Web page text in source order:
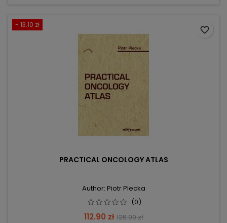
- 13.10 zł
PRACTICAL ONCOLOGY ATLAS
Author: Piotr Plecka
(0)
Price
112.90 zł Regular
126.00 zł
favorite_border